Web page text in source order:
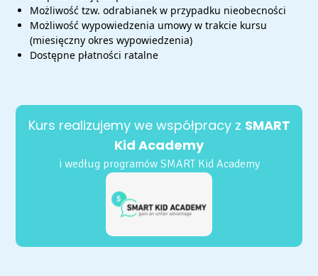
Możliwość tzw. odrabianek w przypadku nieobecności
Możliwość wypowiedzenia umowy w trakcie kursu
(miesięczny okres wypowiedzenia)
Dostępne płatności ratalne
Kurs realizujemy we współpracy z SMART
Kid Academy
i według programów SMART Kid Academy